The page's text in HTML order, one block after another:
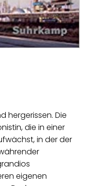
hergerissen. Die
die in einer
in der der
eigenen